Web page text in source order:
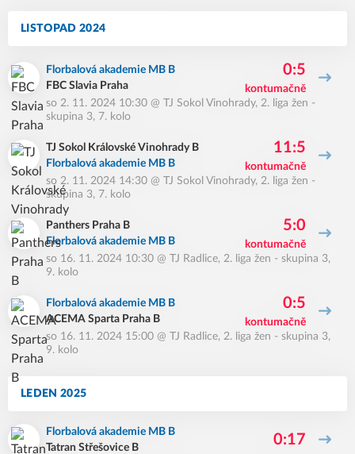
LISTOPAD 2024
Florbalová akademie MB B
FBC Slavia Praha
0:5
kontumačně
so 2. 11. 2024 10:30 @ TJ Sokol Vinohrady, 2. liga žen -
skupina 3, 7. kolo
TJ Sokol Královské Vinohrady B
Florbalová akademie MB B
11:5
kontumačně
so 2. 11. 2024 14:30 @ TJ Sokol Vinohrady, 2. liga žen -
skupina 3, 7. kolo
Panthers Praha B
Florbalová akademie MB B
5:0
kontumačně
so 16. 11. 2024 10:30 @ TJ Radlice, 2. liga žen - skupina 3,
9. kolo
Florbalová akademie MB B
ACEMA Sparta Praha B
0:5
kontumačně
so 16. 11. 2024 15:00 @ TJ Radlice, 2. liga žen - skupina 3,
9. kolo
LEDEN 2025
Florbalová akademie MB B
Tatran Střešovice B
0:17